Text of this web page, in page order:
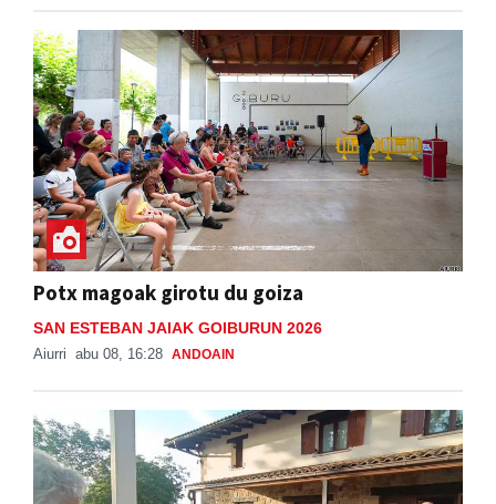
Potx magoak girotu du goiza
SAN ESTEBAN JAIAK GOIBURUN 2026
Aiurri abu 08, 16:28 ANDOAIN